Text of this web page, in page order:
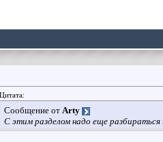
Цитата:
Сообщение от Arty
С этим разделом надо еще